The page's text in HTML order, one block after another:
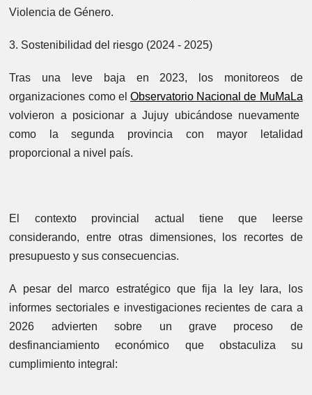
Violencia de Género.
3. Sostenibilidad del riesgo (2024 - 2025)
Tras una leve baja en 2023, los monitoreos de
organizaciones como el Observatorio Nacional de MuMaLa
volvieron a posicionar a Jujuy ubicándose nuevamente
como la segunda provincia con mayor letalidad
proporcional a nivel país.
El contexto provincial actual tiene que leerse
considerando, entre otras dimensiones, los recortes de
presupuesto y sus consecuencias.
A pesar del marco estratégico que fija la ley Iara, los
informes sectoriales e investigaciones recientes de cara a
2026 advierten sobre un grave proceso de
desfinanciamiento económico que obstaculiza su
cumplimiento integral: